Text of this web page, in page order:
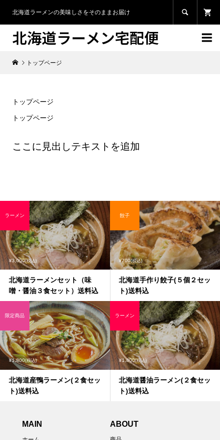
北海道ラーメンの美味しさをそのままお届け 
北海道ラーメン宅配便 
トップページ
トップページ
トップページ
ここに見出しテキストを追加
¥3,000(税込)
北海道ラーメンセット（味
噌・醤油３食セット）送料込
ラーメン
¥700(税込)
北海道手作り餃子(５個２セッ
ト)送料込
餃子
¥1,800(税込)
北海道産鴨ラーメン(２食セッ
ト)送料込
限定商品
¥1,800(税込)
北海道醤油ラーメン(２食セッ
ト)送料込
ラーメン
MAIN ABOUT